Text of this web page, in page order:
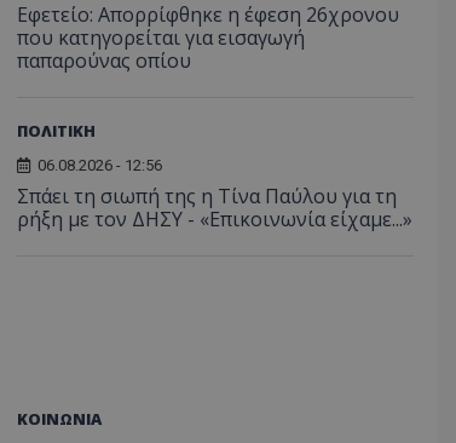
Εφετείο: Απορρίφθηκε η έφεση 26χρονου
που κατηγορείται για εισαγωγή
παπαρούνας οπίου
ΠΟΛΙΤΙΚΗ
06.08.2026 - 12:56
Σπάει τη σιωπή της η Τίνα Παύλου για τη
ρήξη με τον ΔΗΣΥ - «Επικοινωνία είχαμε...»
ΚΟΙΝΩΝΙΑ